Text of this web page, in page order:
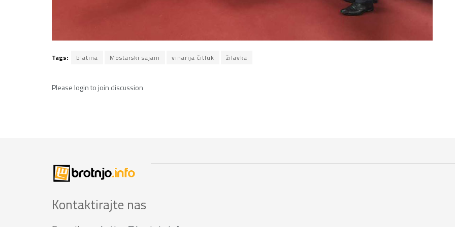
Tags: blatina Mostarski sajam vinarija čitluk žilavka
Please loginto join discussion
Kontaktirajte nas